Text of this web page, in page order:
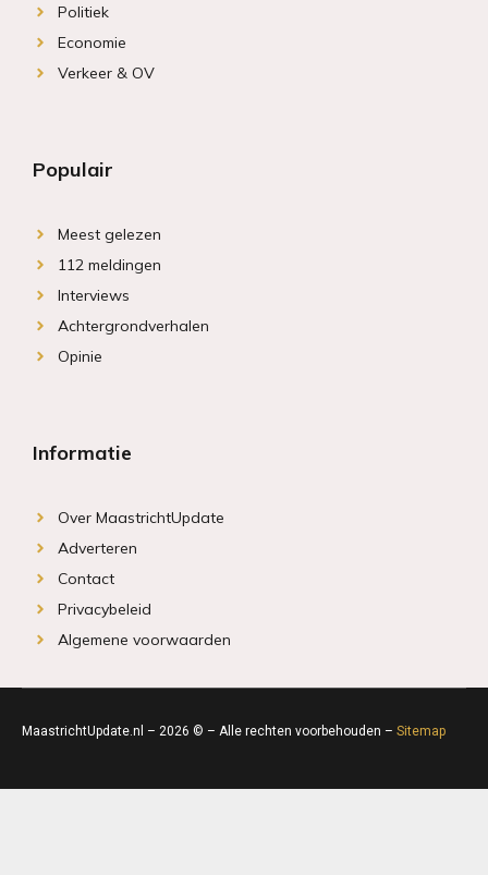
Politiek
Economie
Verkeer & OV
Populair
Meest gelezen
112 meldingen
Interviews
Achtergrondverhalen
Opinie
Informatie
Over MaastrichtUpdate
Adverteren
Contact
Privacybeleid
Algemene voorwaarden
MaastrichtUpdate.nl – 2026 © – Alle rechten voorbehouden – Sitemap